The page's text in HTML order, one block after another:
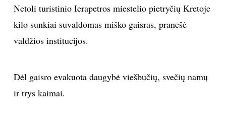
POLITIKA
KINAS
Netoli turistinio Ierapetros miestelio pietryčių Kretoje
kilo sunkiai suvaldomas miško gaisras, pranešė
valdžios institucijos.
Dėl gaisro evakuota daugybė viešbučių, svečių namų
ir trys kaimai.